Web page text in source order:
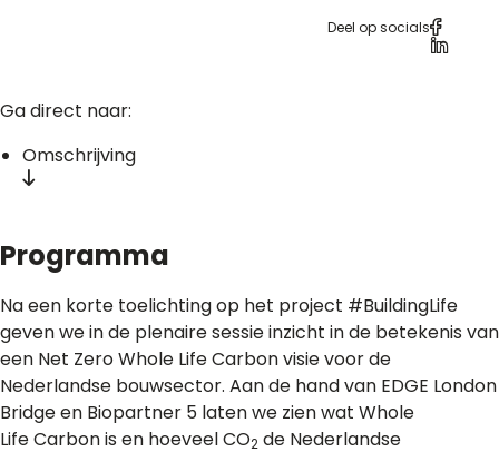
Deel op socials
Ga direct naar:
Omschrijving
Programma
Na een korte toelichting op het project #BuildingLife
geven we in de plenaire sessie inzicht in de betekenis van
een Net Zero Whole Life Carbon visie voor de
Nederlandse bouwsector. Aan de hand van EDGE London
Bridge en Biopartner 5 laten we zien wat Whole
Life Carbon is en hoeveel CO2 de Nederlandse